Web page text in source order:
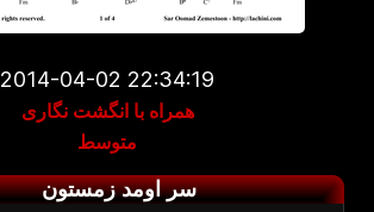
2014-04-02 22:34:19
همراه با انگشت نگاری
متوسط
سر اومد زمستون